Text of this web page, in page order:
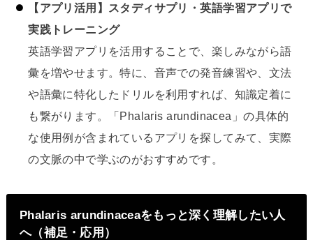
【アプリ活用】スタディサプリ・英語学習アプリで
実践トレーニング
英語学習アプリを活用することで、楽しみながら語
彙を増やせます。特に、音声での発音練習や、文法
や語彙に特化したドリルを利用すれば、知識定着に
も繋がります。「Phalaris arundinacea」の具体的
な使用例が含まれているアプリを探してみて、実際
の文脈の中で学ぶのがおすすめです。
Phalaris arundinaceaをもっと深く理解したい人
へ（補足・応用）